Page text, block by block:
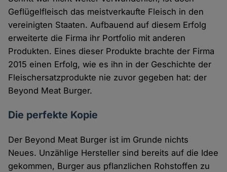
Geflügelfleisch das meistverkaufte Fleisch in den
vereinigten Staaten. Aufbauend auf diesem Erfolg
erweiterte die Firma ihr Portfolio mit anderen
Produkten. Eines dieser Produkte brachte der Firma
2015 einen Erfolg, wie es ihn in der Geschichte der
Fleischersatzprodukte nie zuvor gegeben hat: der
Beyond Meat Burger.
Die perfekte Kopie
Der Beyond Meat Burger ist im Grunde nichts
Neues. Unzählige Hersteller sind bereits auf die Idee
gekommen, Burger aus pflanzlichen Rohstoffen zu